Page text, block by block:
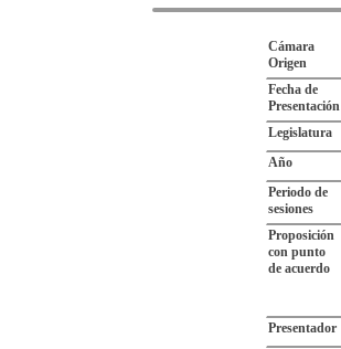
Cámara
Origen
Fecha de
Presentación
Legislatura
Año
Periodo de
sesiones
Proposición
con punto
de acuerdo
Presentador